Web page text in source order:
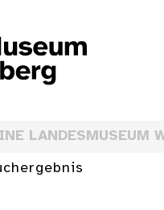
LANDESMUSEUM